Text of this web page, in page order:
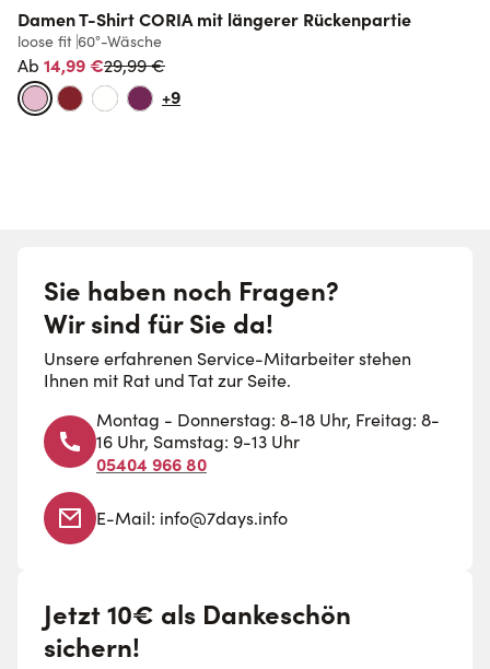
Damen T-Shirt CORIA mit längerer Rückenpartie
loose fit 60°-Wäsche
Ab 14,99 €Normalpreis
29,99 €
+9
Sie haben noch Fragen?
Wir sind für Sie da!
Unsere erfahrenen Service-Mitarbeiter stehen
Ihnen mit Rat und Tat zur Seite.
Montag - Donnerstag: 8-18 Uhr, Freitag: 8-
16 Uhr, Samstag: 9-13 Uhr
05404 966 80
E-Mail: info@7days.info
Jetzt 10€ als Dankeschön
sichern!